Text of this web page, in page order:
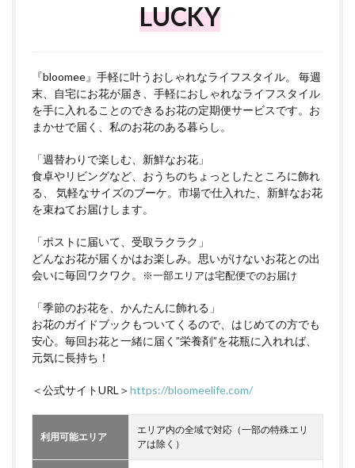
LUCKY
『bloomee』手軽に叶うおしゃれなライフスタイル。 毎週
末、自宅にお花が届き、手軽におしゃれなライフスタイル
を手に入れることのできるお花の定期便サービスです。お
まかせで届く、私のお花のある暮らし。
「週替わりで楽しむ、新鮮なお花」
食卓やリビングなど、おうちのちょっとしたところに飾れ
る、 気軽なサイズのブーケ。市場で仕入れた、新鮮なお花
を束ねてお届けします。
「ポストに届いて、受取ラクラク」
どんなお花が届くかはお楽しみ。思いがけないお花との出
会いに毎回ワクワク。
※一部エリアは宅配便でのお届け
「季節のお花を、かんたんに飾れる」
お花のガイドブックもついてくるので、はじめての方でも
安心。毎回お花と一緒に届く”栄養剤”を花瓶に入れれば、
元気に長持ち！
＜公式サイトURL＞https://bloomeelife.com/
利用可能エリア
エリア内の全域で対応（一部の特殊エリ
アは除く）